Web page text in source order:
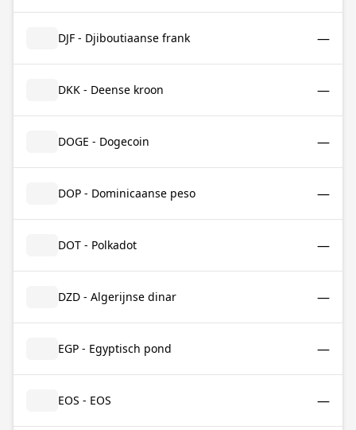
DJF - Djiboutiaanse frank —
DKK - Deense kroon —
DOGE - Dogecoin —
DOP - Dominicaanse peso —
DOT - Polkadot —
DZD - Algerijnse dinar —
EGP - Egyptisch pond —
EOS - EOS —